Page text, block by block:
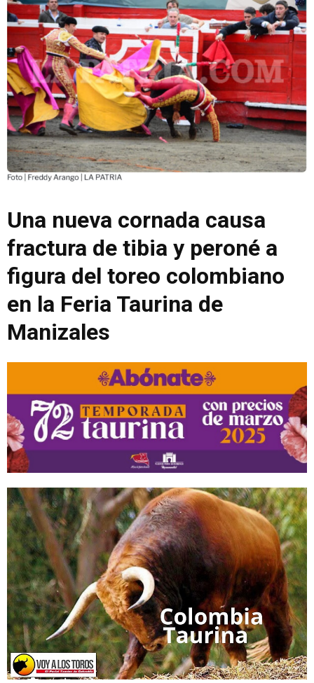
Una nueva cornada causa
fractura de tibia y peroné a
figura del toreo colombiano
en la Feria Taurina de
Manizales